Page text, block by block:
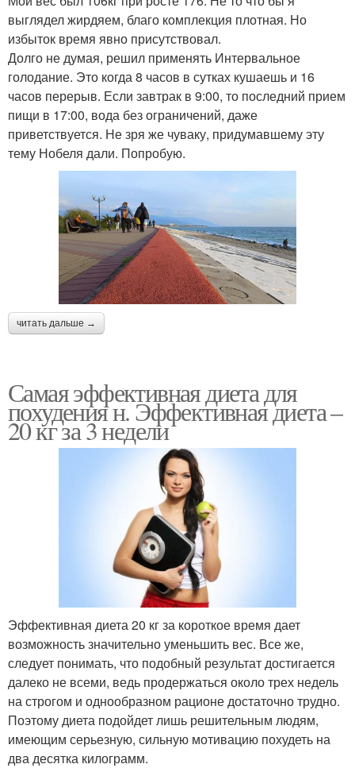
выглядел жирдяем, благо комплекция плотная. Но
избыток время явно присутствовал.
Долго не думая, решил применять Интервальное
голодание. Это когда 8 часов в сутках кушаешь и 16
часов перерыв. Если завтрак в 9:00, то последний прием
пищи в 17:00, вода без ограничений, даже
приветствуется. Не зря же чуваку, придумавшему эту
тему Нобеля дали. Попробую.
читать дальше →
Самая эффективная диета для
похудения н. Эффективная диета –
20 кг за 3 недели
Эффективная диета 20 кг за короткое время дает
возможность значительно уменьшить вес. Все же,
следует понимать, что подобный результат достигается
далеко не всеми, ведь продержаться около трех недель
на строгом и однообразном рационе достаточно трудно.
Поэтому диета подойдет лишь решительным людям,
имеющим серьезную, сильную мотивацию похудеть на
два десятка килограмм.